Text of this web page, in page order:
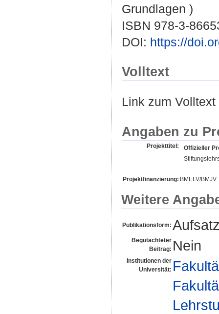
Grundlagen )
ISBN 978-3-
DOI: https://
Volltext
Link zum
Angaben zu
Projekttitel:
Offizieller
Projektfinanzierung: BMELV/BMJV
Weitere
Publikationsform:
Begutachteter
Beitrag: Nein
Institutionen der
Universität: